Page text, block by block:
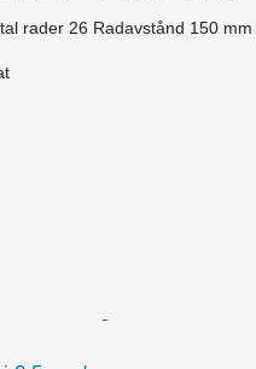
rader 26 Radavstånd 150 mm